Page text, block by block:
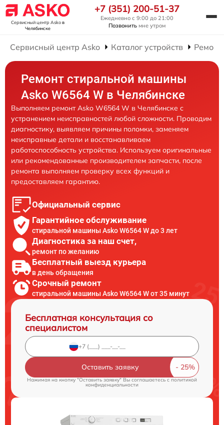
Сервисный центр Askoв
Челябинске
+7 (351) 200-51-37
Ежедневно с 9:00 до 21:00
Позвонить мне утром
Сервисный центр Asko Каталог устройств
Ремонт стиральной машины
Asko W6564 W в Челябинске
Выполняем ремонт Asko W6564 W в Челябинске с
устранением неисправностей любой сложности. Проводим
диагностику, выявляем причины поломки, заменяем
неисправные детали и восстанавливаем
работоспособность устройства. Используем оригинальные
или рекомендованные производителем запчасти, после
ремонта выполняем проверку всех функций и
предоставляем гарантию.
Официальный сервис
Гарантийное обслуживание
стиральной машины Asko W6564 W до 3 лет
Диагностика за наш счет,
ремонт по желанию
Бесплатный выезд курьера
в день обращения
Срочный ремонт
стиральной машины Asko W6564 W от 35 минут
Бесплатная консультация со
специалистом
Оставить заявку
Нажимая на кнопку "Оставить заявку" Вы соглашаетесь cполитикой
конфиденциальности